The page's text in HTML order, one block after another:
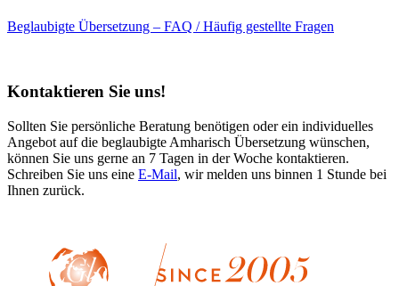
Beglaubigte Übersetzung – FAQ / Häufig gestellte Fragen
Kontaktieren Sie uns!
Sollten Sie persönliche Beratung benötigen oder ein individuelles
Angebot auf die beglaubigte Amharisch Übersetzung wünschen,
können Sie uns gerne an 7 Tagen in der Woche kontaktieren.
Schreiben Sie uns eine E-Mail, wir melden uns binnen 1 Stunde bei
Ihnen zurück.